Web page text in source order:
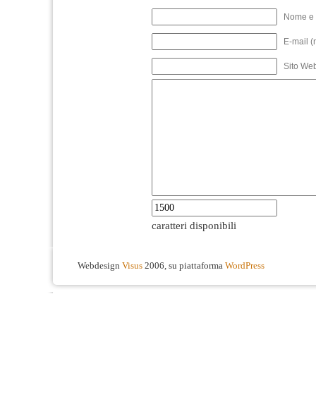
Nome
E-mail
Sito
caratteri disponibili
Webdesign Visus 2006, su piattaforma WordPress